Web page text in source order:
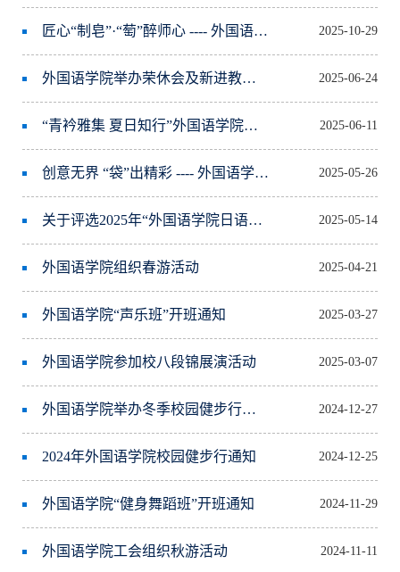
匠心“制皂”·“萄”醉师心 ---- 外国语学院工会DIY葡萄手工香皂制作活动 2025-10-29
外国语学院举办荣休会及新进教师入职仪式 2025-06-24
“青衿雅集 夏日知行”外国语学院举办首聘期青年教师座谈会 2025-06-11
创意无界 “袋”出精彩 ---- 外国语学院工会组织布艺托特包制作活动 2025-05-26
关于评选2025年“外国语学院日语系青苗基金”奖教金的通知 2025-05-14
外国语学院组织春游活动 2025-04-21
外国语学院“声乐班”开班通知 2025-03-27
外国语学院参加校八段锦展演活动 2025-03-07
外国语学院举办冬季校园健步行活动 2024-12-27
2024年外国语学院校园健步行通知 2024-12-25
外国语学院“健身舞蹈班”开班通知 2024-11-29
外国语学院工会组织秋游活动 2024-11-11